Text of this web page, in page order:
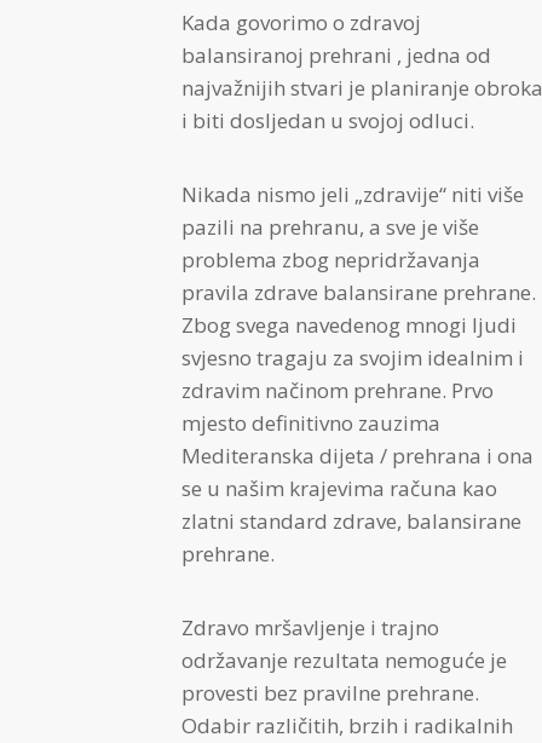
Kada govorimo o zdravoj
balansiranoj prehrani , jedna od
najvažnijih stvari je planiranje obroka
i biti dosljedan u svojoj odluci.
Nikada nismo jeli „zdravije“ niti više
pazili na prehranu, a sve je više
problema zbog nepridržavanja
pravila zdrave balansirane prehrane.
Zbog svega navedenog mnogi ljudi
svjesno tragaju za svojim idealnim i
zdravim načinom prehrane. Prvo
mjesto definitivno zauzima
Mediteranska dijeta / prehrana i ona
se u našim krajevima računa kao
zlatni standard zdrave, balansirane
prehrane.
Zdravo mršavljenje i trajno
održavanje rezultata nemoguće je
provesti bez pravilne prehrane.
Odabir različitih, brzih i radikalnih